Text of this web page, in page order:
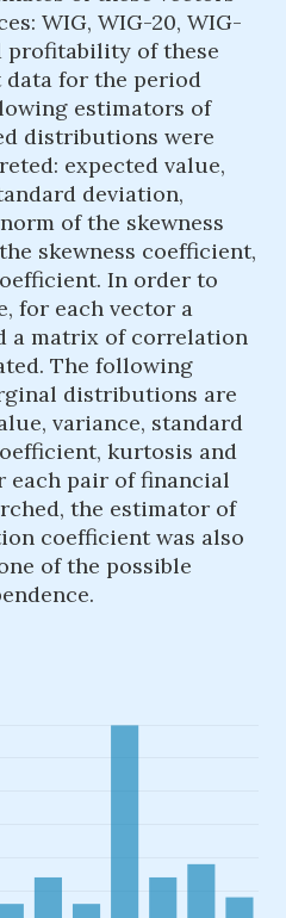
WIG, WIG-20, WIG-
profitability of these
data for the period
estimators of
distributions were
expected value,
deviation,
of the skewness
skewness coefficient,
In order to
for each vector a
a matrix of correlation
The following
distributions are
variance, standard
kurtosis and
each pair of financial
the estimator of
coefficient was also
of the possible